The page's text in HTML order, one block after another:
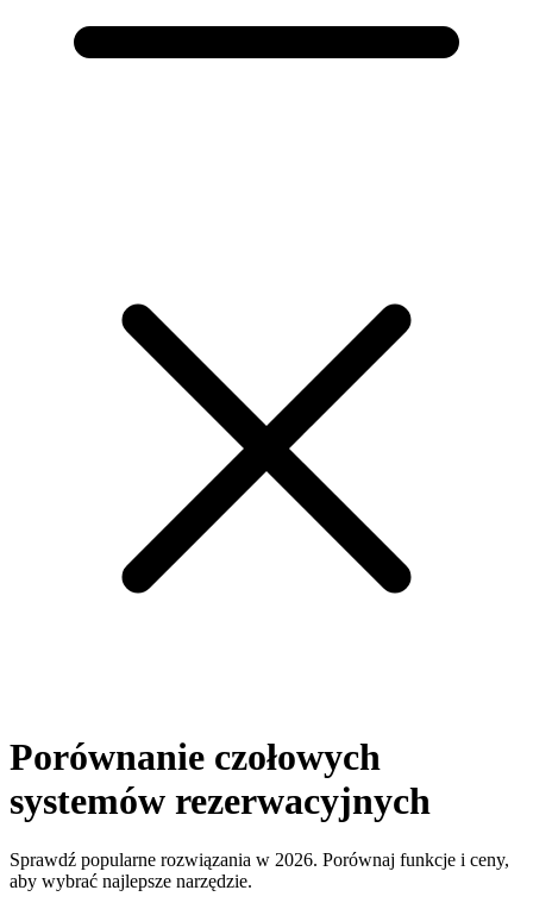
Porównanie czołowych
systemów rezerwacyjnych
Sprawdź popularne rozwiązania w 2026. Porównaj funkcje i ceny,
aby wybrać najlepsze narzędzie.